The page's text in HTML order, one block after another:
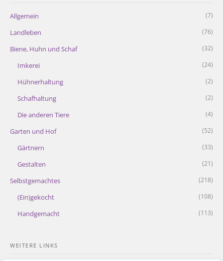
Allgemein (7)
Landleben (76)
Biene, Huhn und Schaf (32)
Imkerei (24)
Hühnerhaltung (2)
Schafhaltung (2)
Die anderen Tiere (4)
Garten und Hof (52)
Gärtnern (33)
Gestalten (21)
Selbstgemachtes (218)
(Ein)gekocht (108)
Handgemacht (113)
WEITERE LINKS